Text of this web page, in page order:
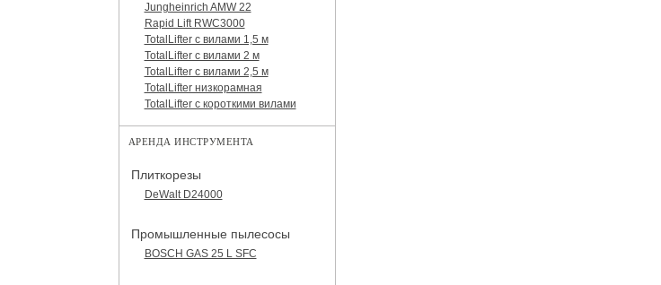
Jungheinrich AMW 22
Rapid Lift RWC3000
TotalLifter с вилами 1,5 м
TotalLifter с вилами 2 м
TotalLifter с вилами 2,5 м
TotalLifter низкорамная
TotalLifter с короткими вилами
АРЕНДА ИНСТРУМЕНТА
Плиткорезы
DeWalt D24000
Промышленные пылесосы
BOSCH GAS 25 L SFC